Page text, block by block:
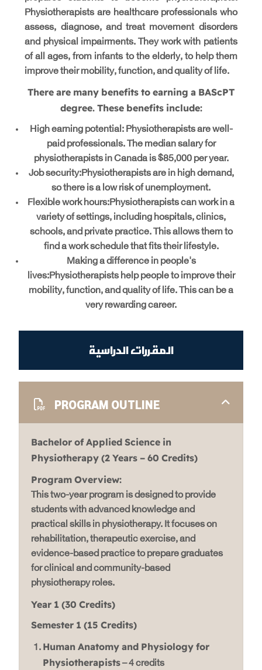
Physiotherapists are healthcare professionals who
assess, diagnose, and treat movement disorders
and physical impairments. They work with patients
of all ages, from infants to the elderly, to help them
improve their mobility, function, and quality of life.
There are many benefits to earning a BAScPT
degree. These benefits include:
High earning potential: Physiotherapists are well-
paid professionals. The median salary for
physiotherapists in Canada is $85,000 per year.
Job security:Physiotherapists are in high demand,
so there is a low risk of unemployment.
Flexible work hours:Physiotherapists can work in a
variety of settings, including hospitals, clinics,
schools, and private practice. This allows them to
find a work schedule that fits their lifestyle.
Making a difference in people's
lives:Physiotherapists help people to improve their
mobility, function, and quality of life. This can be a
very rewarding career.
المقررات الدراسية
PROGRAM OUTLINE
Bachelor of Applied Science in
Physiotherapy (2 Years – 60 Credits)
Program Overview:
This two-year program is designed to provide
students with advanced knowledge and
practical skills in physiotherapy. It focuses on
rehabilitation, therapeutic exercise, and
evidence-based practice to prepare graduates
for clinical and community-based
physiotherapy roles.
Year 1 (30 Credits)
Semester 1 (15 Credits)
Human Anatomy and Physiology for
Physiotherapists– 4 credits